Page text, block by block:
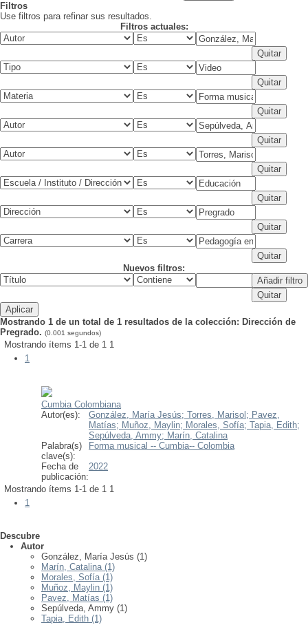
Filtros
Use filtros para refinar sus resultados.
Filtros actuales:
Nuevos filtros:
Mostrando 1 de un total de 1 resultados de la colección: Dirección de
Pregrado. (0.001 segundos)
Mostrando ítems 1-1 de 1 1
1
Cumbia Colombiana
Autor(es):
González, María Jesús; Torres, Marisol; Pavez,
Matías; Muñoz, Maylin; Morales, Sofía; Tapia, Edith;
Sepúlveda, Ammy; Marín, Catalina
Palabra(s)
clave(s):
Forma musical -- Cumbia-- Colombia
Fecha de
publicación:
2022
Mostrando ítems 1-1 de 1 1
1
Descubre
Autor
González, María Jesús (1)
Marín, Catalina (1)
Morales, Sofía (1)
Muñoz, Maylin (1)
Pavez, Matías (1)
Sepúlveda, Ammy (1)
Tapia, Edith (1)